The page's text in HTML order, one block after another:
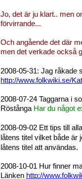
Jo, det är ju klart.. men
förvirrande...
Och angående det där
men det verkade också
2008-05-31: Jag råkade
http://www.folkwiki.se/
2008-07-24 Taggarna i
Röstånga Har du något
2008-09-02 Ett tips till
låtens titel vilket både
låtens titel att användas.
2008-10-01 Hur finner
Länken http://